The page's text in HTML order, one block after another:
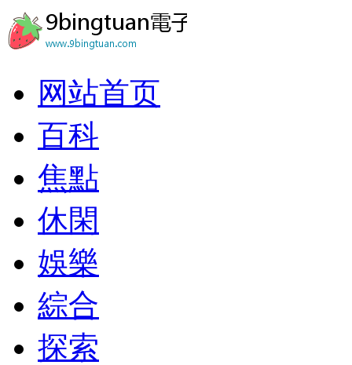
网站首页
百科
焦點
休閑
娛樂
綜合
探索